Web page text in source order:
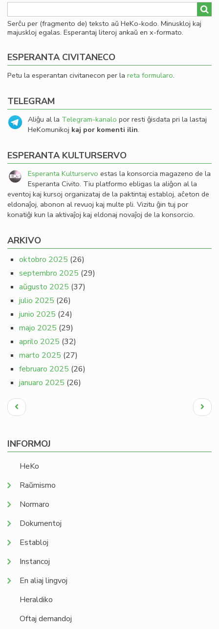
Serĉu per (fragmento de) teksto aŭ HeKo-kodo. Minuskloj kaj
majuskloj egalas. Esperantaj literoj ankaŭ en x-formato.
ESPERANTA CIVITANECO
Petu la esperantan civitanecon per la reta formularo.
TELEGRAM
Aliĝu al la Telegram-kanalo por resti ĝisdata pri la lastaj
HeKomunikoj kaj por komenti ilin.
ESPERANTA KULTURSERVO
Esperanta Kulturservo estas la konsorcia magazeno de la
Esperanta Civito. Tiu platformo ebligas la aliĝon al la
eventoj kaj kursoj organizataj de la paktintaj establoj, aĉeton de
eldonaĵoj, abonon al revuoj kaj multe pli. Vizitu ĝin tuj por
konatiĝi kun la aktivaĵoj kaj eldonaj novaĵoj de la konsorcio.
ARKIVO
oktobro 2025 (26)
septembro 2025 (29)
aŭgusto 2025 (37)
julio 2025 (26)
junio 2025 (24)
majo 2025 (29)
aprilo 2025 (32)
marto 2025 (27)
februaro 2025 (26)
januaro 2025 (26)
Pagination
Antaŭa
paĝo
Next
page
INFORMOJ
HeKo
Raŭmismo
Normaro
Dokumentoj
Establoj
Instancoj
En aliaj lingvoj
Heraldiko
Oftaj demandoj